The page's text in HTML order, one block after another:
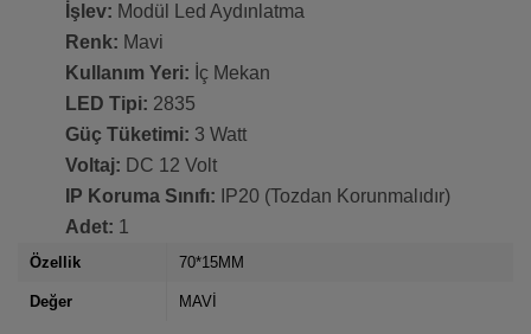
İşlev: Modül Led Aydınlatma
Renk: Mavi
Kullanım Yeri: İç Mekan
LED Tipi: 2835
Güç Tüketimi: 3 Watt
Voltaj: DC 12 Volt
IP Koruma Sınıfı: IP20 (Tozdan Korunmalıdır)
Adet: 1
Özellik 70*15MM
Değer MAVİ